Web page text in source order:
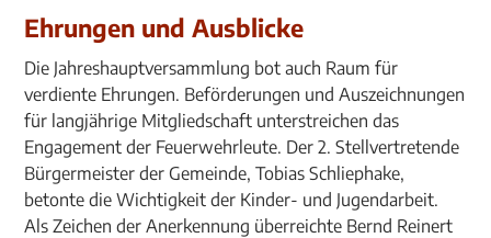
Ehrungen und Ausblicke
Die Jahreshauptversammlung bot auch Raum für
verdiente Ehrungen. Beförderungen und Auszeichnungen
für langjährige Mitgliedschaft unterstreichen das
Engagement der Feuerwehrleute. Der 2. Stellvertretende
Bürgermeister der Gemeinde, Tobias Schliephake,
betonte die Wichtigkeit der Kinder- und Jugendarbeit.
Als Zeichen der Anerkennung überreichte Bernd Reinert